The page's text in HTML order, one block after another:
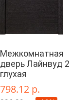
Межкомнатная
дверь Лайнвуд 2
глухая
798.12 р.